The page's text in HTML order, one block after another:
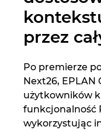
przez
Po premierze
Next26,
użytkowników
funkcjonalność
wykorzystując